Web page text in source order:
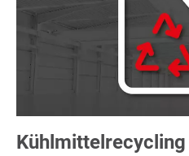
Kühlmittelrecycling